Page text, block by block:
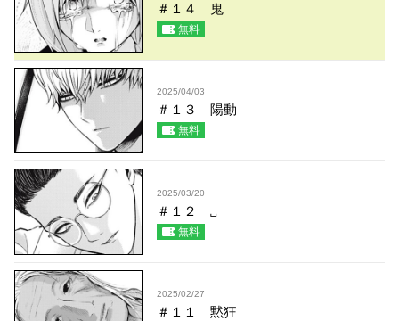
＃１４ 鬼
無料
2025/04/03
＃１３ 陽動
無料
2025/03/20
＃１２ ␣
無料
2025/02/27
＃１１ 黙狂